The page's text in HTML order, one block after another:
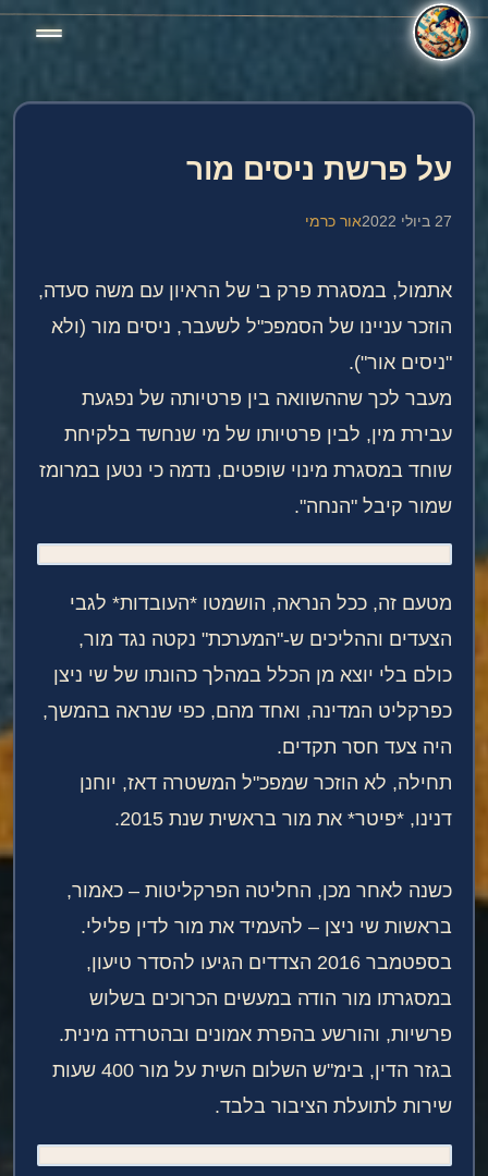
על פרשת ניסים מור
27 ביולי 2022 אור כרמי
אתמול, במסגרת פרק ב' של הראיון עם משה סעדה,
הוזכר עניינו של הסמפכ"ל לשעבר, ניסים מור (ולא
"ניסים אור").
מעבר לכך שההשוואה בין פרטיותה של נפגעת
עבירת מין, לבין פרטיותו של מי שנחשד בלקיחת
שוחד במסגרת מינוי שופטים, נדמה כי נטען במרומז
שמור קיבל "הנחה".
מטעם זה, ככל הנראה, הושמטו *העובדות* לגבי
הצעדים וההליכים ש-"המערכת" נקטה נגד מור,
כולם בלי יוצא מן הכלל במהלך כהונתו של שי ניצן
כפרקליט המדינה, ואחד מהם, כפי שנראה בהמשך,
היה צעד חסר תקדים.
תחילה, לא הוזכר שמפכ"ל המשטרה דאז, יוחנן
דנינו, *פיטר* את מור בראשית שנת 2015.
כשנה לאחר מכן, החליטה הפרקליטות – כאמור,
בראשות שי ניצן – להעמיד את מור לדין פלילי.
בספטמבר 2016 הצדדים הגיעו להסדר טיעון,
במסגרתו מור הודה במעשים הכרוכים בשלוש
פרשיות, והורשע בהפרת אמונים ובהטרדה מינית.
בגזר הדין, בימ"ש השלום השית על מור 400 שעות
שירות לתועלת הציבור בלבד.